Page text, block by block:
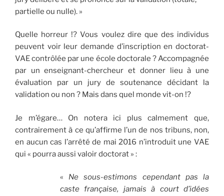
partielle ou nulle). »
Quelle horreur !? Vous voulez dire que des individus
peuvent voir leur demande d’inscription en doctorat-
VAE contrôlée par une école doctorale ? Accompagnée
par un enseignant-chercheur et donner lieu à une
évaluation par un jury de soutenance décidant la
validation ou non ? Mais dans quel monde vit-on !?
Je m’égare… On notera ici plus calmement que,
contrairement à ce qu’affirme l’un de nos tribuns, non,
en aucun cas l’arrêté de mai 2016 n’introduit une VAE
qui « pourra aussi valoir doctorat » :
« Ne sous-estimons cependant pas la
caste française, jamais à court d’idées